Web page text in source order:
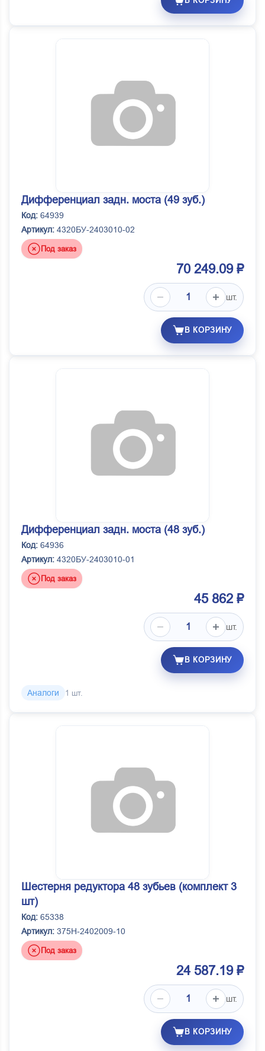
Дифференциал задн. моста (49 зуб.)
Код: 64939
Артикул: 4320БУ-2403010-02
Под заказ
70 249.09 ₽
шт.
В КОРЗИНУ
Дифференциал задн. моста (48 зуб.)
Код: 64936
Артикул: 4320БУ-2403010-01
Под заказ
45 862 ₽
шт.
В КОРЗИНУ
Аналоги 1 шт.
Шестерня редуктора 48 зубьев (комплект 3
шт)
Код: 65338
Артикул: 375Н-2402009-10
Под заказ
24 587.19 ₽
шт.
В КОРЗИНУ